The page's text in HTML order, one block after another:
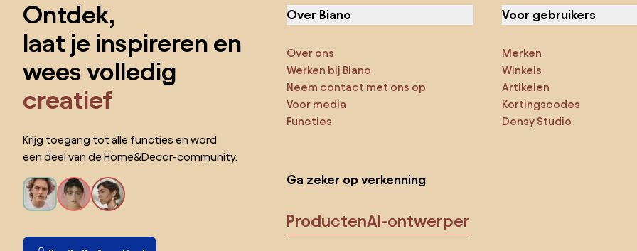
Ontdek,
laat je inspireren en
wees volledig
creatief
Krijg toegang tot alle functies en word
een deel van de Home&Decor-community.
Over Biano
Over ons
Werken bij Biano
Neem contact met ons op
Voor media
Functies
Voor gebruikers
Merken
Winkels
Artikelen
Kortingscodes
Densy Studio
Ga zeker op verkenning
ProductenAI-ontwerper